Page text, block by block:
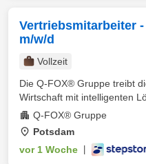
Vertriebsmitarbeiter -
m/w/d
Vollzeit
Die Q-FOX® Gruppe treibt
Wirtschaft mit intelligenten
Q-FOX® Gruppe
Potsdam
vor 1 Woche